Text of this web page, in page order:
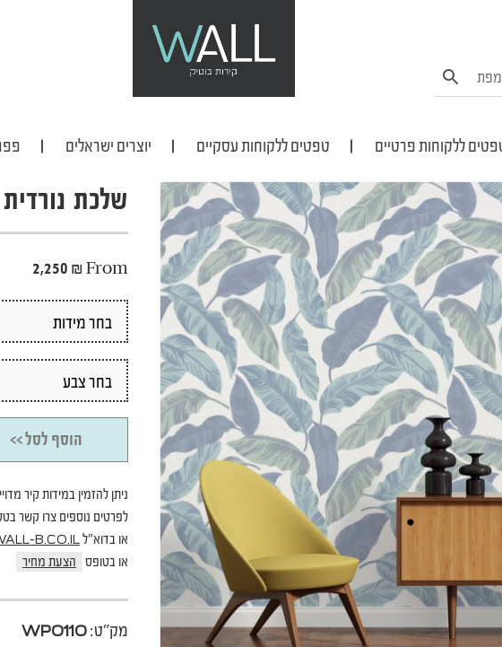
ללקוחות פרטיים טפטים ללקוחות עסקיים יוצרים ישראלים
שלכת נורדית
From
2,250 ₪
הוסף לסל >>
ניתן להזמין במידות קיר
לפרטים נוספים צרו קשר בטלפון 050-
או בדוא"לB.CO.IL
או בטופס
הצעת מחיר
מק"ט:WP0110